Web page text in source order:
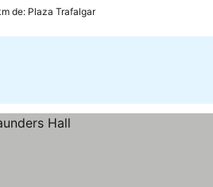
de: Plaza Trafalgar